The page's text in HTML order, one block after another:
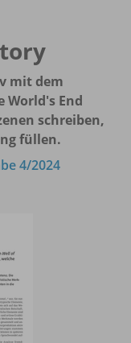
mit dem
World's End
schreiben,
füllen.
4/2024